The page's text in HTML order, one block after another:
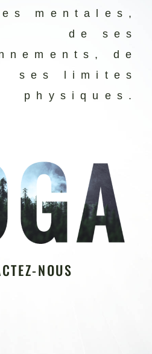
mentales,
de ses
de
ses limites
physiques.
NOUS